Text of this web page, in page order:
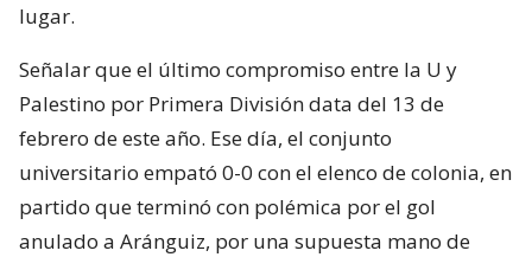
lugar.
Señalar que el último compromiso entre la U y
Palestino por Primera División data del 13 de
febrero de este año. Ese día, el conjunto
universitario empató 0-0 con el elenco de colonia, en
partido que terminó con polémica por el gol
anulado a Aránguiz, por una supuesta mano de